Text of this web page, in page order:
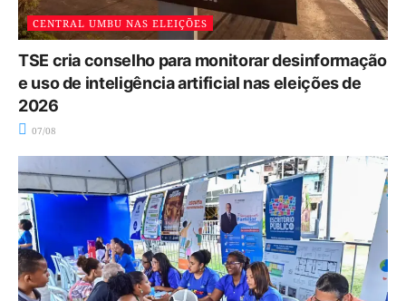
CENTRAL UMBU NAS ELEIÇÕES
TSE cria conselho para monitorar desinformação
e uso de inteligência artificial nas eleições de
2026
07/08